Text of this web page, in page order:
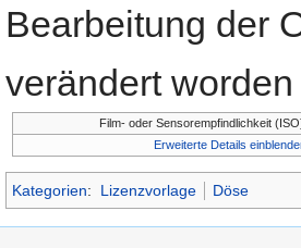
Bearbeitung der
verändert
Film- oder Sensorempfindlichkeit
Erweiterte Details
Kategorien: Lizenzvorlage Döse